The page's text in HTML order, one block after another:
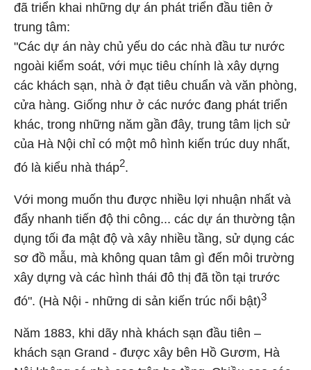
đã triển khai những dự án phát triển đầu tiên ở
trung tâm:
"Các dự án này chủ yếu do các nhà đầu tư nước
ngoài kiểm soát, với mục tiêu chính là xây dựng
các khách sạn, nhà ở đạt tiêu chuẩn và văn phòng,
cửa hàng. Giống như ở các nước đang phát triển
khác, trong những năm gần đây, trung tâm lịch sử
của Hà Nội chỉ có một mô hình kiến trúc duy nhất,
đó là kiểu nhà tháp2.
Với mong muốn thu được nhiều lợi nhuận nhất và
đẩy nhanh tiến độ thi công... các dự án thường tận
dụng tối đa mật độ và xây nhiều tầng, sử dụng các
sơ đồ mẫu, mà không quan tâm gì đến môi trường
xây dựng và các hình thái đô thị đã tồn tại trước
đó". (Hà Nội - những di sản kiến trúc nổi bật)3
Năm 1883, khi dãy nhà khách sạn đầu tiên –
khách sạn Grand - được xây bên Hồ Gươm, Hà